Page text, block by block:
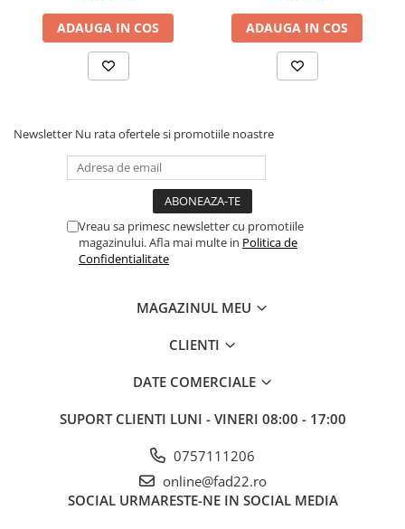
ADAUGA IN COS ADAUGA IN COS
Newsletter Nu rata ofertele si promotiile noastre
Vreau sa primesc newsletter cu promotiile
magazinului. Afla mai multe in Politica de
Confidentialitate
MAGAZINUL MEU
CLIENTI
DATE COMERCIALE
SUPORT CLIENTI LUNI - VINERI 08:00 - 17:00
0757111206
online@fad22.ro
SOCIAL URMARESTE-NE IN SOCIAL MEDIA